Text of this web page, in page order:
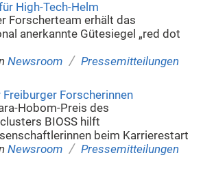
High-Tech-Helm
Forscherteam erhält das
anerkannte Gütesiegel „red dot
Newsroom / Pressemitteilungen
Forscherinnen
Hobom-Preis des
BIOSS hilft
beim Karrierestart
Newsroom / Pressemitteilungen